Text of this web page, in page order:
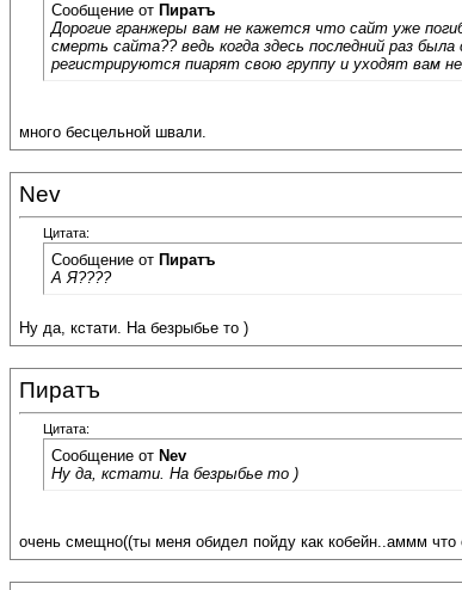
Сообщение от Пиратъ
Дорогие гранжеры вам не кажется что сайт уже
смерть сайта?? ведь когда здесь последний раз
регистрируются пиарят свою группу и уходят вам
много бесцельной швали.
Nev
Цитата:
Сообщение от Пиратъ
А Я????
Ну да, кстати. На безрыбье то )
Пиратъ
Цитата:
Сообщение от Nev
Ну да, кстати. На безрыбье то )
очень смещно((ты меня обидел пойду как кобейн..аммм